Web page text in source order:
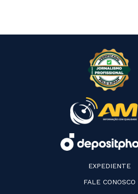
EXPEDIENTE
FALE CONOSCO